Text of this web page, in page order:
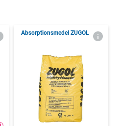
Absorptionsmedel ZUGOL